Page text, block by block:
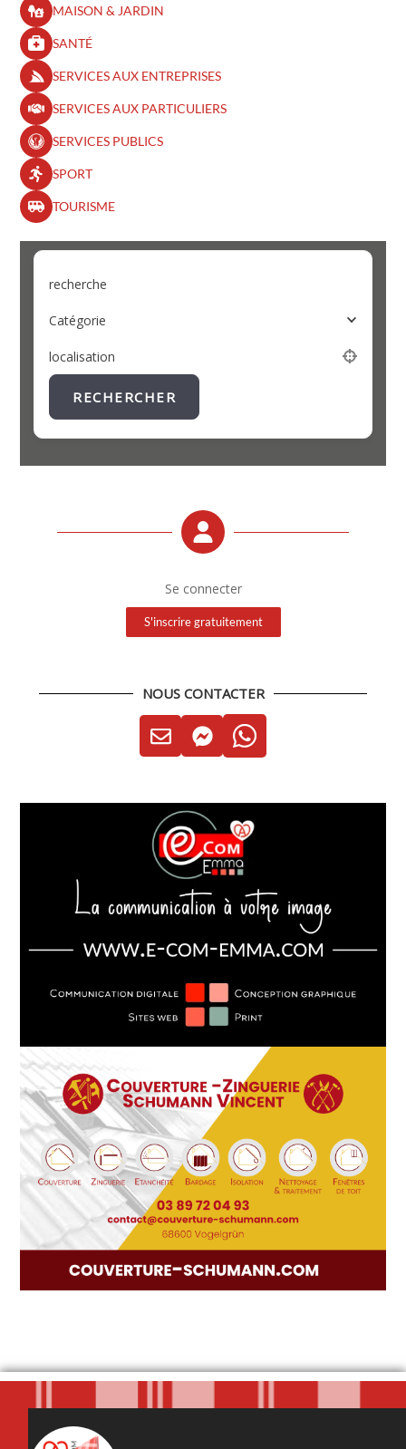
MAISON & JARDIN
SANTÉ
SERVICES AUX ENTREPRISES
SERVICES AUX PARTICULIERS
SERVICES PUBLICS
SPORT
TOURISME
recherche
Catégorie
localisation
RECHERCHER
Se connecter
S'inscrire gratuitement
NOUS CONTACTER